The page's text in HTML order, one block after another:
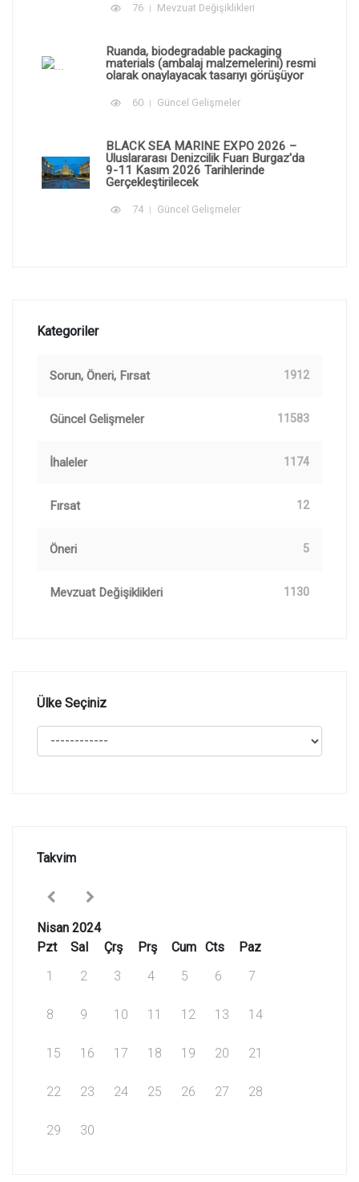
76 Mevzuat Değişiklikleri
Ruanda, biodegradable packaging
materials (ambalaj malzemelerini) resmi
olarak onaylayacak tasarıyı görüşüyor
60 Güncel Gelişmeler
BLACK SEA MARINE EXPO 2026 –
Uluslararası Denizcilik Fuarı Burgaz'da
9-11 Kasım 2026 Tarihlerinde
Gerçekleştirilecek
74 Güncel Gelişmeler
Kategoriler
Sorun, Öneri, Fırsat 1912
Güncel Gelişmeler 11583
İhaleler 1174
Fırsat 12
Öneri 5
Mevzuat Değişiklikleri 1130
Ülke Seçiniz
Takvim
Nisan 2024
Pzt
Sal Çrş Prş Cum Cts
Paz
1
2 3 4 5 6 7
8 9 10 11 12 13 14
15 16 17 18 19 20 21
22 23 24 25 26 27 28
29 30